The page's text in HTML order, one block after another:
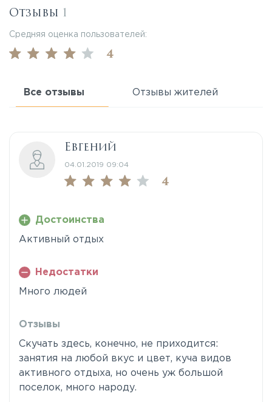
Отзывы 1
Средняя оценка пользователей:
4
Все отзывы Отзывы жителей
Евгений
04.01.2019 09:04
4
Достоинства
Активный отдых
Недостатки
Много людей
Отзывы
Скучать здесь, конечно, не приходится:
занятия на любой вкус и цвет, куча видов
активного отдыха, но очень уж большой
поселок, много народу.